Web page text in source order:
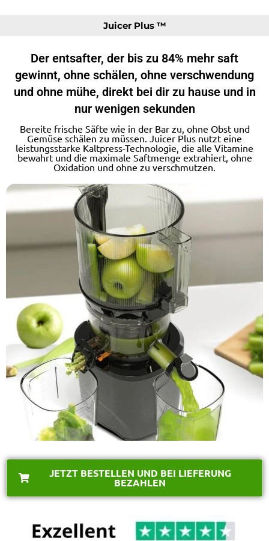
Juicer Plus ™
Der entsafter, der bis zu 84% mehr saft
gewinnt, ohne schälen, ohne verschwendung
und ohne mühe, direkt bei dir zu hause und in
nur wenigen sekunden
Bereite frische Säfte wie in der Bar zu, ohne Obst und
Gemüse schälen zu müssen. Juicer Plus nutzt eine
leistungsstarke Kaltpress-Technologie, die alle Vitamine
bewahrt und die maximale Saftmenge extrahiert, ohne
Oxidation und ohne zu verschmutzen.
JETZT BESTELLEN UND BEI LIEFERUNG
BEZAHLEN